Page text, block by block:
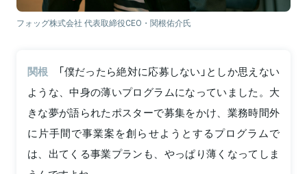
フォッグ株式会社 代表取締役CEO・関根佑介氏
関根
「僕だったら絶対に応募しない」としか思えない
ような、中身の薄いプログラムになっていました。大
きな夢が語られたポスターで募集をかけ、業務時間外
に片手間で事業案を創らせようとするプログラムで
は、出てくる事業プランも、やっぱり薄くなってしま